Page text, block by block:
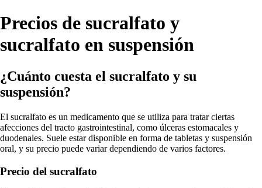
Precios de sucralfato y
sucralfato en suspensión
¿Cuánto cuesta el sucralfato y su
suspensión?
El sucralfato es un medicamento que se utiliza para tratar ciertas
afecciones del tracto gastrointestinal, como úlceras estomacales y
duodenales. Suele estar disponible en forma de tabletas y suspensión
oral, y su precio puede variar dependiendo de varios factores.
Precio del sucralfato